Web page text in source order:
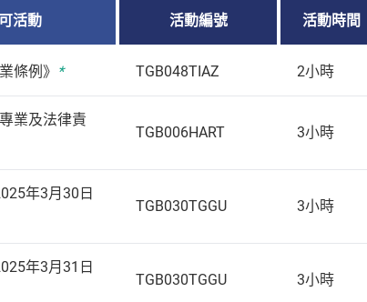
活動 活動編號 活動時間
條例》 * TGB048TIAZ 2小時
業及法律責
TGB006HART 3小時
年3月30日
TGB030TGGU 3小時
年3月31日
TGB030TGGU 3小時